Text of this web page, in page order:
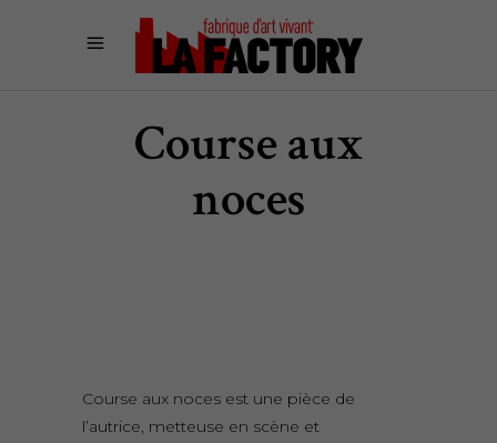
Course aux
noces
Course aux noces est une pièce de
l’autrice, metteuse en scène et